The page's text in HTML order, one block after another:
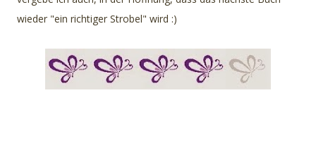
wieder "ein richtiger Strobel" wird :)